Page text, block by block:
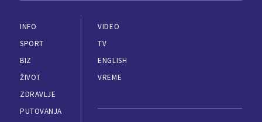
INFO
SPORT
BIZ
ŽIVOT
ZDRAVLJE
PUTOVANJA
VIDEO
TV
ENGLISH
VREME